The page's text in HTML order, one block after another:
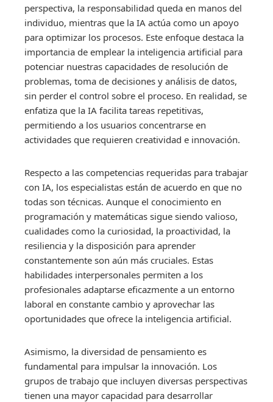
perspectiva, la responsabilidad queda en manos del
individuo, mientras que la IA actúa como un apoyo
para optimizar los procesos. Este enfoque destaca la
importancia de emplear la inteligencia artificial para
potenciar nuestras capacidades de resolución de
problemas, toma de decisiones y análisis de datos,
sin perder el control sobre el proceso. En realidad, se
enfatiza que la IA facilita tareas repetitivas,
permitiendo a los usuarios concentrarse en
actividades que requieren creatividad e innovación.
Respecto a las competencias requeridas para trabajar
con IA, los especialistas están de acuerdo en que no
todas son técnicas. Aunque el conocimiento en
programación y matemáticas sigue siendo valioso,
cualidades como la curiosidad, la proactividad, la
resiliencia y la disposición para aprender
constantemente son aún más cruciales. Estas
habilidades interpersonales permiten a los
profesionales adaptarse eficazmente a un entorno
laboral en constante cambio y aprovechar las
oportunidades que ofrece la inteligencia artificial.
Asimismo, la diversidad de pensamiento es
fundamental para impulsar la innovación. Los
grupos de trabajo que incluyen diversas perspectivas
tienen una mayor capacidad para desarrollar